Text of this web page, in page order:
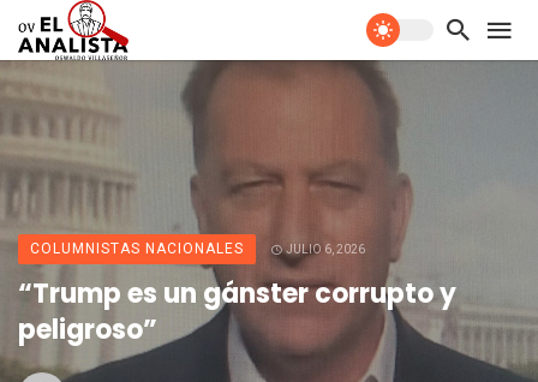
COLUMNISTAS NACIONALES JULIO 6, 2026
“Trump es un gánster corrupto y
peligroso”